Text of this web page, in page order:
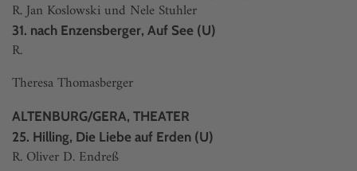
R. Jan Koslowski und Nele Stuhler
31. nach Enzensberger, Auf See (U)
R.
Theresa Thomasberger
ALTENBURG/GERA, THEATER
25. Hilling, Die Liebe auf Erden (U)
R. Oliver D. Endreß